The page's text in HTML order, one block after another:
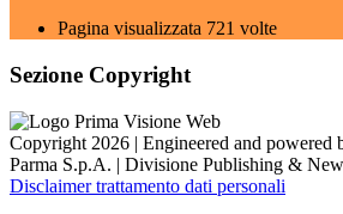
Pagina visualizzata 721 volte
Sezione Copyright
Copyright 2026 | Engineered and powered
Parma S.p.A. | Divisione Publishing &
Disclaimer trattamento dati personali